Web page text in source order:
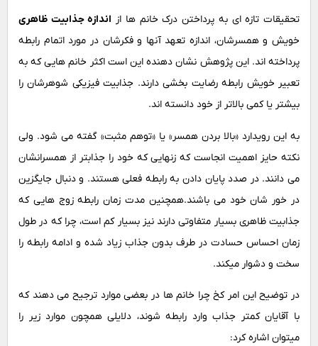
تحقیقات تازه ای به پرداختن درک خانم ها از اندازه جذابیت ظاهری
خویش و همسرشان، اندازه تعهد آنها و فکرشان در مورد اتمام رابطه
پرداخته اند. این پژوهش نشان دهنده این است اکثر خانم هایی که به
تعبیر خویش رابطه رضایت بخشی دارند. جذابیت فیزیکی شوهرشان را
بیشتر یا کمی بالاتر از خود دانسته اند.
به این رویدارد «بالا بردن همسر» یا «توهم مثبت» گفته می شود. ولی
نکته حایز اهمیت انجاست که زنهایی که خود را جذابتر از همسرانشان
می دانند. در صدد پایان دادن به رابطه فعلی هستند. و دنبال جایگزین
در خور شان خود می باشند.همچنین مدت زمان رابطه زوج هایی که
جذابیت ظاهری بسیار متفاوتی دارند نیز بسیار کم است، چرا که در طول
زمان احساس حسادت در طرف بدون جذاب زیاد شده و ادامه رابطه را
سخت و دشوار میکند.
در توضیح این امر کخ چرا خانم ها در بعضی موارد ترجیح می دهند که
با آقایان کمتر جذاب وارد رابطه شوند، دلایلی همچون موارد زیر را
میتوان اشاره کرد: